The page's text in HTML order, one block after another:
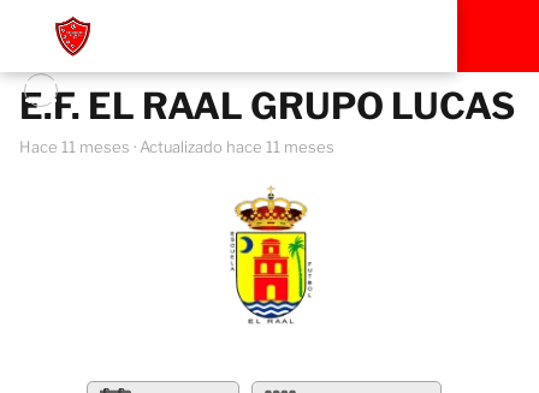
E.F. EL RAAL GRUPO LUCAS
hace 11 meses · Actualizado hace 11 meses